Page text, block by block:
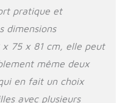
taille] Cette cage de
122 x 75 x 81 cm
de 42 à 50 kg.Si
votre chien est trop
grand ou trop lourd
pratique et
dimensions
x 75 x 81 cm, elle peut
même deux
en fait un choix
avec plusieurs